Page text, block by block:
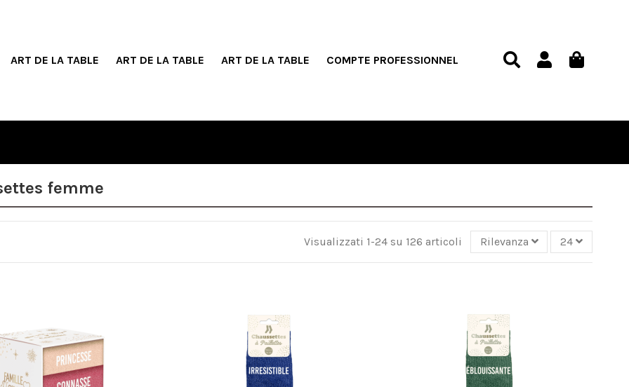
ART DE LA TABLE ART DE LA TABLE ART DE LA TABLE COMPTE PROFESSIONNEL
femme
Visualizzati 1-24 su 126 articoli Rilevanza 24